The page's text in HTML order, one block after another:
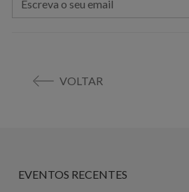
VOLTAR
EVENTOS RECENTES